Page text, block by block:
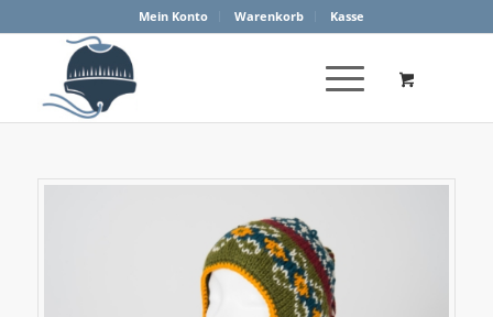
Mein Konto Warenkorb Kasse